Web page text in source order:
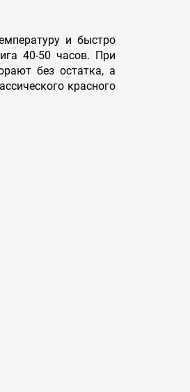
и быстро
40-50 часов. При
без остатка, а
красного